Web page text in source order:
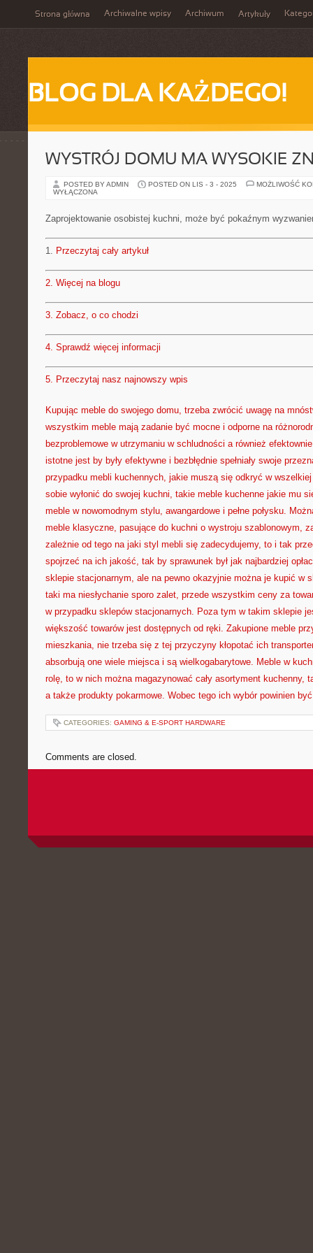
Strona główna Archiwalne wpisy Archiwum Artykuły
BLOG DLA KAŻDEGO!
WYSTRÓJ DOMU MA WYSOKIE
POSTED BY ADMIN POSTED ON LIS - 3 - 2025
MOŻLIWOŚĆ
WYŁĄCZONA
Zaprojektowanie osobistej kuchni, może być pokaźnym
1. Przeczytaj cały artykuł
2. Więcej na blogu
3. Zobacz, o co chodzi
4. Sprawdź więcej informacji
5. Przeczytaj nasz najnowszy wpis
Kupując meble do swojego domu, trzeba zwrócić uwagę na
wszystkim meble mają zadanie być mocne i odporne na
bezproblemowe w utrzymaniu w schludności a również
istotne jest by były efektywne i bezbłędnie spełniały swoje
przypadku mebli kuchennych, jakie muszą się odkryć w
sobie wyłonić do swojej kuchni, takie meble kuchenne jakie mu
meble w nowomodnym stylu, awangardowe i pełne połysku.
meble klasyczne, pasujące do kuchni o wystroju szablonowym,
zależnie od tego na jaki styl mebli się zadecydujemy, to i tak
spojrzeć na ich jakość, tak by sprawunek był jak najbardziej
sklepie stacjonarnym, ale na pewno okazyjnie można je kupić w
taki ma niesłychanie sporo zalet, przede wszystkim ceny za
w przypadku sklepów stacjonarnych. Poza tym w takim sklepie
większość towarów jest dostępnych od ręki. Zakupione meble
mieszkania, nie trzeba się z tej przyczyny kłopotać ich
absorbują one wiele miejsca i są wielkogabarytowe. Meble w
rolę, to w nich można magazynować cały asortyment kuchenny,
a także produkty pokarmowe. Wobec tego ich wybór powinien
CATEGORIES: GAMING & E-SPORT HARDWARE
Comments are closed.